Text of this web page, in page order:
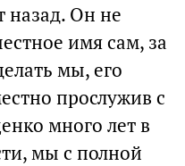
назад. Он не
имя сам, за
мы, его
прослужив с
много лет в
мы с полной